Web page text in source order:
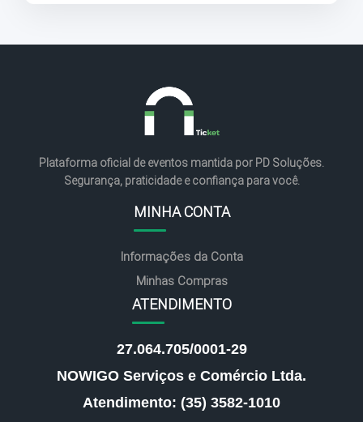
Plataforma oficial de eventos mantida por PD Soluções.
Segurança, praticidade e confiança para você.
MINHA CONTA
Informações da Conta
Minhas Compras
ATENDIMENTO
27.064.705/0001-29
NOWIGO Serviços e Comércio Ltda.
Atendimento: (35) 3582-1010